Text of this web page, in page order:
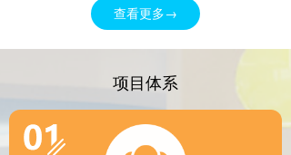
查看更多→
项目体系